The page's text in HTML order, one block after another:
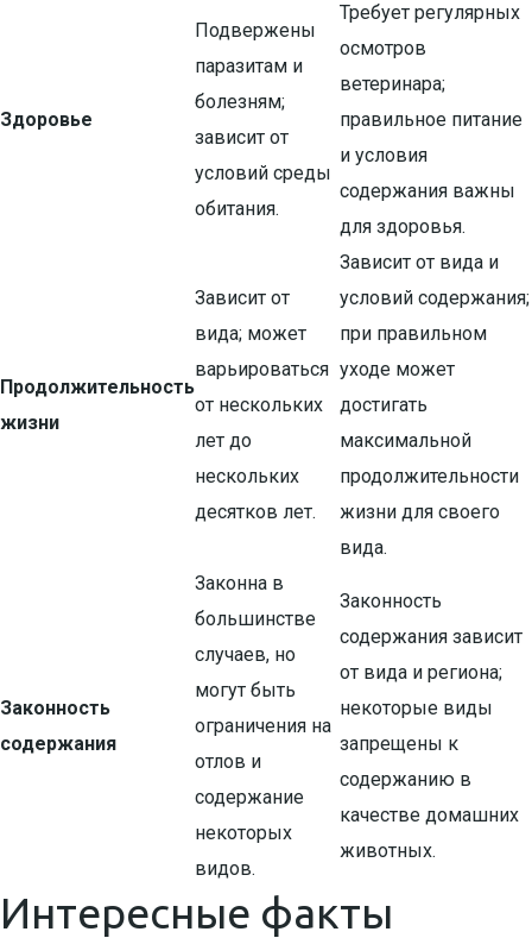
Здоровье
Подвержены
паразитам и
болезням;
зависит от
условий среды
обитания.
Требует регулярных
осмотров
ветеринара;
правильное питание
и условия
содержания важны
для здоровья.
Продолжительность
жизни
Зависит от
вида; может
варьироваться
от нескольких
лет до
нескольких
десятков лет.
Зависит от вида и
условий содержания;
при правильном
уходе может
достигать
максимальной
продолжительности
жизни для своего
вида.
Законность
содержания
Законна в
большинстве
случаев, но
могут быть
ограничения на
отлов и
содержание
некоторых
видов.
Законность
содержания зависит
от вида и региона;
некоторые виды
запрещены к
содержанию в
качестве домашних
животных.
Интересные факты